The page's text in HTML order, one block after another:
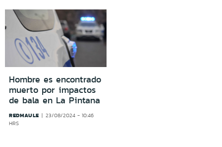
Hombre es encontrado
muerto por impactos
de bala en La Pintana
REDMAULE
23/08/2024 - 10:46
HRS